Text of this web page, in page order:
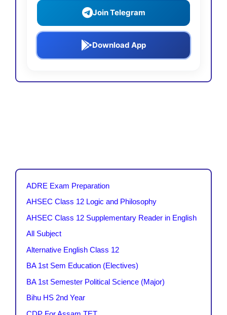
Join Telegram
Download App
ADRE Exam Preparation
AHSEC Class 12 Logic and Philosophy
AHSEC Class 12 Supplementary Reader in English
All Subject
Alternative English Class 12
BA 1st Sem Education (Electives)
BA 1st Semester Political Science (Major)
Bihu HS 2nd Year